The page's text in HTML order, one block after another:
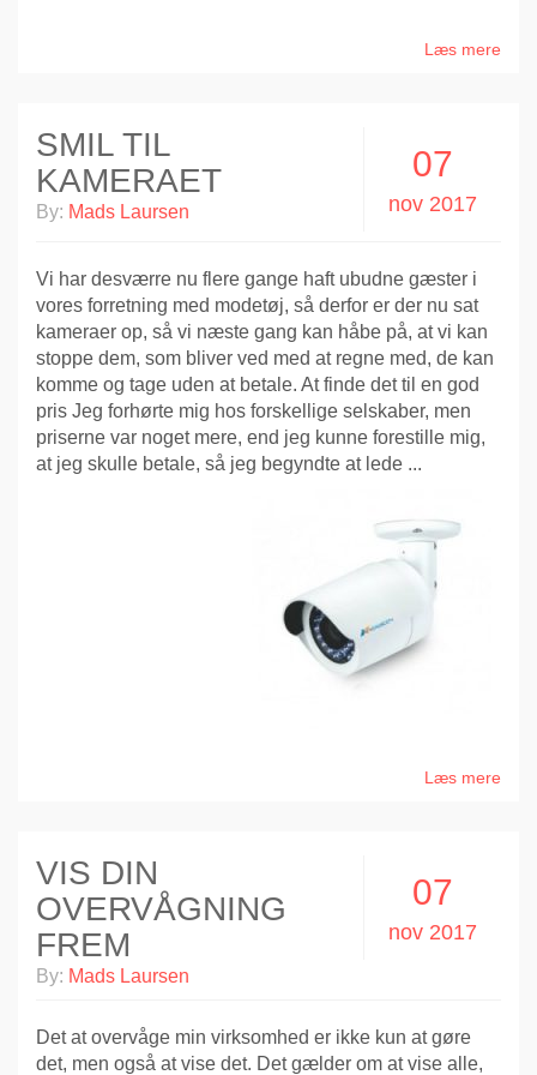
Læs mere
07
nov 2017
SMIL TIL
KAMERAET
By: Mads Laursen
Vi har desværre nu flere gange haft ubudne gæster i
vores forretning med modetøj, så derfor er der nu sat
kameraer op, så vi næste gang kan håbe på, at vi kan
stoppe dem, som bliver ved med at regne med, de kan
komme og tage uden at betale. At finde det til en god
pris Jeg forhørte mig hos forskellige selskaber, men
priserne var noget mere, end jeg kunne forestille mig,
at jeg skulle betale, så jeg begyndte at lede ...
Læs mere
07
nov 2017
VIS DIN
OVERVÅGNING
FREM
By: Mads Laursen
Det at overvåge min virksomhed er ikke kun at gøre
det, men også at vise det. Det gælder om at vise alle,